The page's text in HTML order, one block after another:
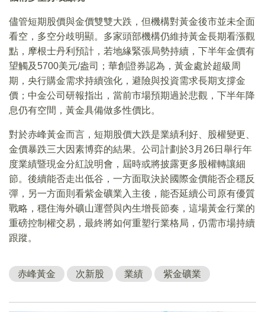
儘管短期股價與金價雙雙大跌，但機構對黃金後市並未全面
看空，多空分歧明顯。多家頭部機構仍維持黃金長期看漲觀
點，摩根士丹利預計，若地緣緊張局勢持續，下半年金價有
望觸及5700美元/盎司；華創證券認為，黃金處於超級周
期，央行購金需求持續強化，避險與投資需求長期支撐金
價；中金公司研報指出，當前市場預期過於悲觀，下半年降
息仍有空間，黃金具備做多性價比。
對於赤峰黃金而言，短期股價大跌是業績利好、股權變更、
金價暴跌三大因素博弈的結果。公司計劃於3月26日舉行年
度業績暨現金分紅說明會，屆時或將披露更多股權轉讓細
節。後續能否走出低谷，一方面取決於國際金價能否企穩反
彈，另一方面則看紫金礦業入主後，能否延續公司原有優質
戰略，穩住海外礦山運營與內生增長節奏，這場黃金行業的
重磅控制權交易，最終將如何重塑行業格局，仍需市場持續
跟蹤。
赤峰黃金 次新股 業績 紫金礦業